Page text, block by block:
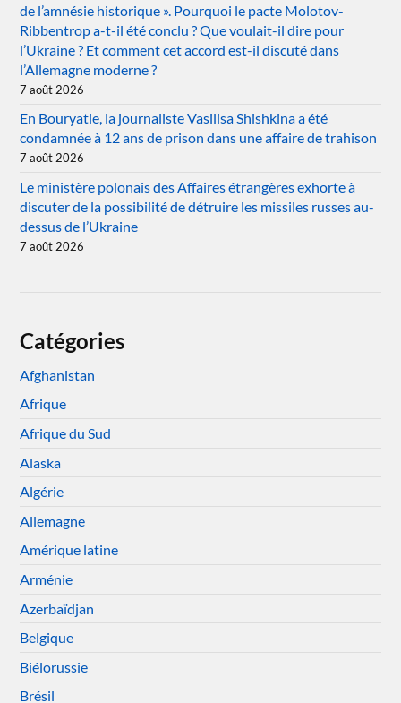
de l’amnésie historique ». Pourquoi le pacte Molotov-
Ribbentrop a-t-il été conclu ? Que voulait-il dire pour
l’Ukraine ? Et comment cet accord est-il discuté dans
l’Allemagne moderne ?
7 août 2026
En Bouryatie, la journaliste Vasilisa Shishkina a été
condamnée à 12 ans de prison dans une affaire de trahison
7 août 2026
Le ministère polonais des Affaires étrangères exhorte à
discuter de la possibilité de détruire les missiles russes au-
dessus de l’Ukraine
7 août 2026
Catégories
Afghanistan
Afrique
Afrique du Sud
Alaska
Algérie
Allemagne
Amérique latine
Arménie
Azerbaïdjan
Belgique
Biélorussie
Brésil